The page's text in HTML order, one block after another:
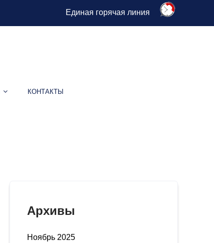
Единая горячая линия
КОНТАКТЫ
Архивы
Ноябрь 2025